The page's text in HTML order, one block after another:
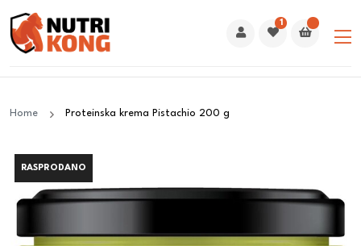
1
Home Proteinska krema Pistachio 200 g
RASPRODANO